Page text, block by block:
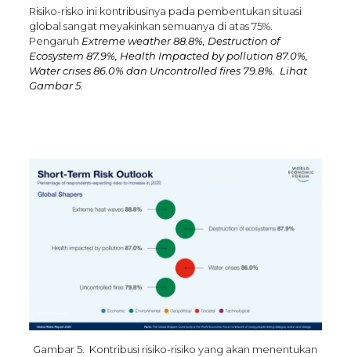
Risiko-risko ini kontribusinya pada pembentukan situasi
global sangat meyakinkan semuanya di atas 75%.
Pengaruh Extreme weather 88.8%, Destruction of
Ecosystem 87.9%, Health Impacted by pollution 87.0%,
Water crises 86.0% dan Uncontrolled fires 79.8%. Lihat
Gambar 5.
Gambar 5. Kontribusi risiko-risiko yang akan menentukan